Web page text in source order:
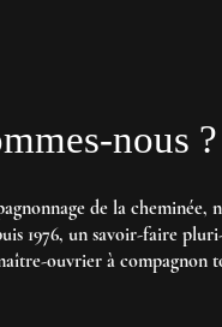
nous ?
de la cheminée,
1976, un savoir-faire
ouvrier à compagnon